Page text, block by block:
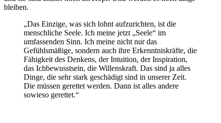
bleiben.
„Das Einzige, was sich lohnt aufzurichten, ist die
menschliche Seele. Ich meine jetzt „Seele“ im
umfassenden Sinn. Ich meine nicht nur das
Gefühlsmäßige, sondern auch ihre Erkenntniskräfte, die
Fähigkeit des Denkens, der Intuition, der Inspiration,
das Ichbewusstsein, die Willenskraft. Das sind ja alles
Dinge, die sehr stark geschädigt sind in unserer Zeit.
Die müssen gerettet werden. Dann ist alles andere
sowieso gerettet.“